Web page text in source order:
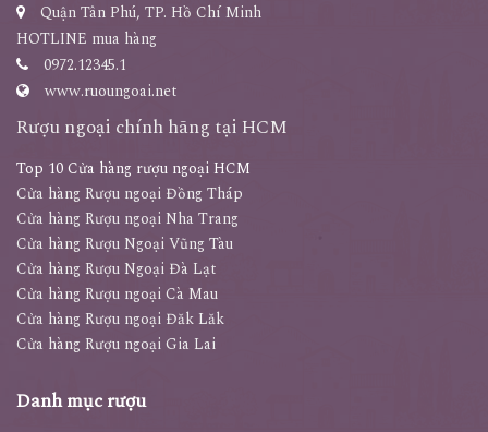
Quận Tân Phú, TP. Hồ Chí Minh
HOTLINE mua hàng
0972.12345.1
www.ruoungoai.net
Rượu ngoại chính hãng tại HCM
Top 10 Cửa hàng rượu ngoại HCM
Cửa hàng Rượu ngoại Đồng Tháp
Cửa hàng Rượu ngoại Nha Trang
Cửa hàng Rượu Ngoại Vũng Tàu
Cửa hàng Rượu Ngoại Đà Lạt
Cửa hàng Rượu ngoại Cà Mau
Cửa hàng Rượu ngoại Đăk Lăk
Cửa hàng Rượu ngoại Gia Lai
Danh mục rượu